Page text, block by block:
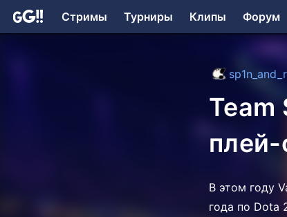
Стримы Турниры Клипы Форум
Team
В этом году
года по Dota